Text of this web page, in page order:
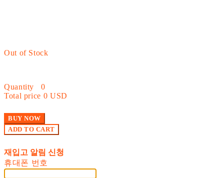
Out of Stock
Quantity
0
Total price 0 USD
BUY NOW
ADD TO CART
재입고 알림 신청
휴대폰 번호